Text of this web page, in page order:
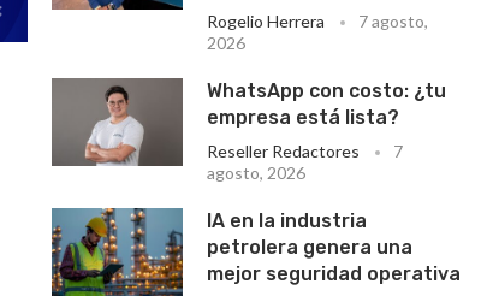
Rogelio Herrera
7 agosto,
2026
WhatsApp con costo: ¿tu
empresa está lista?
Reseller Redactores
7
agosto, 2026
IA en la industria
petrolera genera una
mejor seguridad operativa